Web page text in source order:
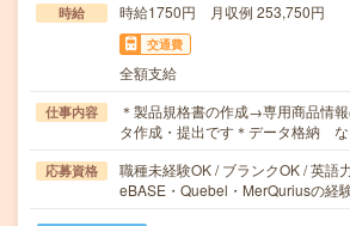
時給 時給1750円 月収例 253,750円
交通費
全額支給
仕事内容
＊製品規格書の作成→専用商品情
タ作成・提出です＊データ格納
応募資格
職種未経験OK / ブランクOK / 英語
eBASE・Quebel・MerQuriusの経